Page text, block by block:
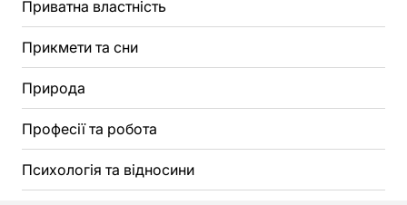
Приватна властність
Прикмети та сни
Природа
Професії та робота
Психологія та відносини